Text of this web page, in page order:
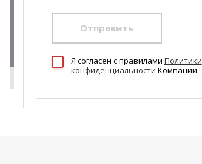
Отправить
Я согласен c правилами Политики
конфиденциальности Компании.